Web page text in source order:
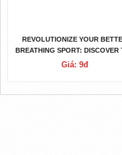
REVOLUTIONIZE YOUR
BREATHING SPORT: DISCOVER
BENEFITS OF THE BETTER
Giá: 9đ